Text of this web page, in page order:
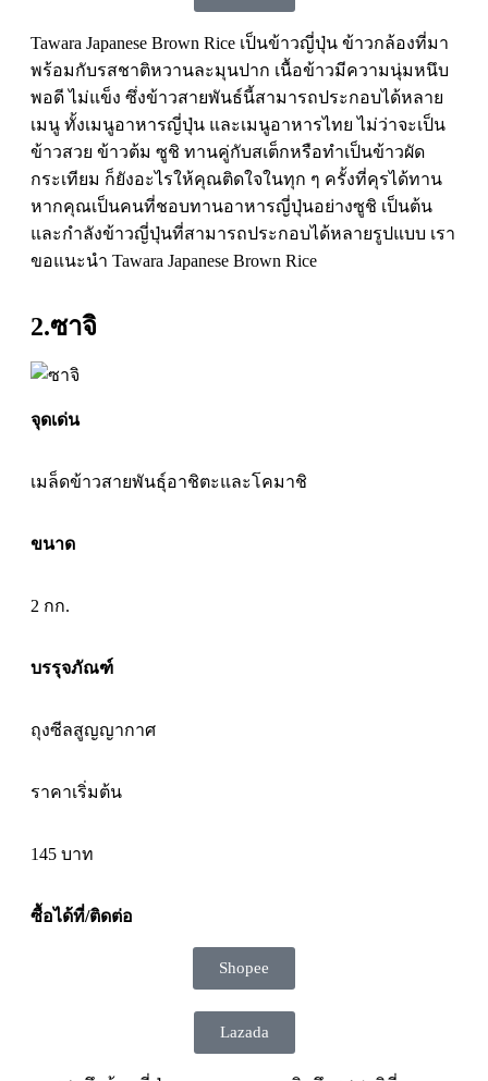
Tawara Japanese​ Brown​ Rice เป็นข้าวญี่ปุ่น ข้าวกล้องที่มา
พร้อมกับรสชาติหวานละมุนปาก เนื้อข้าวมีความนุ่มหนึบ
พอดี ไม่แข็ง ซึ่งข้าวสายพันธ์นี้สามารถประกอบได้หลาย
เมนู ทั้งเมนูอาหารญี่ปุ่น และเมนูอาหารไทย ไม่ว่าจะเป็น
ข้าวสวย ข้าวต้ม ซูชิ ทานคู่กับสเต็กหรือทำเป็นข้าวผัด
กระเทียม ก็ยังอะไรให้คุณติดใจในทุก ๆ ครั้งที่คุรได้ทาน
หากคุณเป็นคนที่ชอบทานอาหารญี่ปุ่นอย่างซูชิ เป็นต้น
และกำลังข้าวญี่ปุ่นที่สามารถประกอบได้หลายรูปแบบ เรา
ขอแนะนำ Tawara Japanese​ Brown​ Rice
2.ซาจิ
จุดเด่น
เมล็ดข้าวสายพันธุ์อาชิตะและโคมาชิ
ขนาด
2 กก.
บรรุจภัณฑ์
ถุงซีลสูญญากาศ
ราคาเริ่มต้น
145 บาท
ซื้อได้ที่/ติดต่อ
Shopee
Lazada